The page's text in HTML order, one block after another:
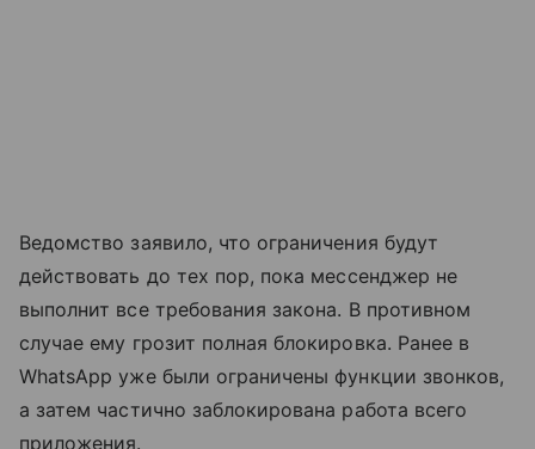
Ведомство заявило, что ограничения будут
действовать до тех пор, пока мессенджер не
выполнит все требования закона. В противном
случае ему грозит полная блокировка. Ранее в
WhatsApp уже были ограничены функции звонков,
а затем частично заблокирована работа всего
приложения.